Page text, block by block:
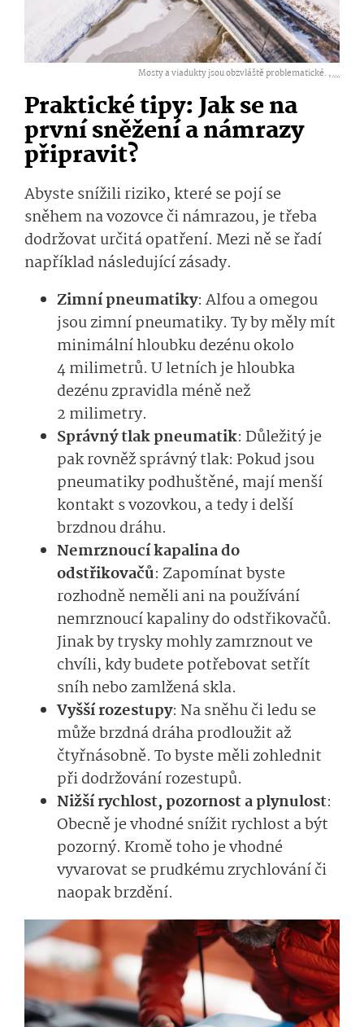
Mosty a viadukty jsou obzvláště problematické. ,...
Praktické tipy: Jak se na
první sněžení a námrazy
připravit?
Abyste snížili riziko, které se pojí se
sněhem na vozovce či námrazou, je třeba
dodržovat určitá opatření. Mezi ně se řadí
například následující zásady.
Zimní pneumatiky: Alfou a omegou
jsou zimní pneumatiky. Ty by měly mít
minimální hloubku dezénu okolo
4 milimetrů. U letních je hloubka
dezénu zpravidla méně než
2 milimetry.
Správný tlak pneumatik: Důležitý je
pak rovněž správný tlak: Pokud jsou
pneumatiky podhuštěné, mají menší
kontakt s vozovkou, a tedy i delší
brzdnou dráhu.
Nemrznoucí kapalina do
odstřikovačů: Zapomínat byste
rozhodně neměli ani na používání
nemrznoucí kapaliny do odstřikovačů.
Jinak by trysky mohly zamrznout ve
chvíli, kdy budete potřebovat setřít
sníh nebo zamlžená skla.
Vyšší rozestupy: Na sněhu či ledu se
může brzdná dráha prodloužit až
čtyřnásobně. To byste měli zohlednit
při dodržování rozestupů.
Nižší rychlost, pozornost a plynulost:
Obecně je vhodné snížit rychlost a být
pozorný. Kromě toho je vhodné
vyvarovat se prudkému zrychlování či
naopak brzdění.